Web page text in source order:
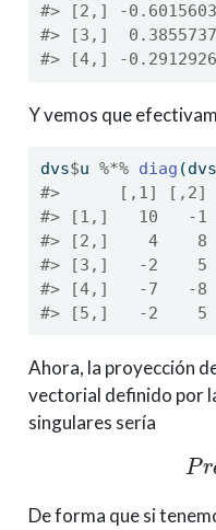
#> [2,] -0.6015603
#> [3,]  0.3855737
#> [4,] -0.2912926
Y vemos que
dvs$u %*% diag (dvs
#>      [,1] [,2]
#> [1,]   10   -
#> [2,]    4    8
#> [3,]   -2
#> [4,]   -7   -
#> [5,]   -2
Ahora, la proyección
vectorial definido por
singulares sería
P
De forma que si